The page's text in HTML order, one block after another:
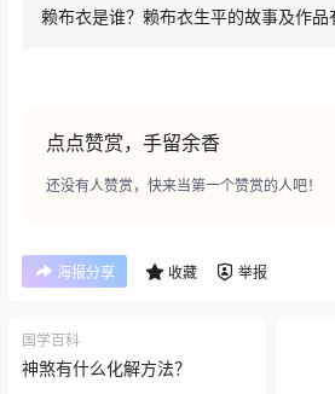
赖布衣是谁？赖布衣生平的故事及作品
点点赞赏，手留余香
还没有人赞赏，快来当第一个赞赏的人吧！
海报分享 收藏 举报
国学百科
神煞有什么化解方法？